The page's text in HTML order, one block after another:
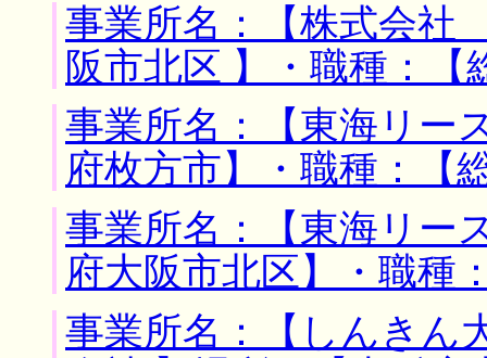
事業所名：【株式会
阪市北区 】・職種：
事業所名：【東海リ
府枚方市】・職種：
事業所名：【東海リ
府大阪市北区】・職
事業所名：【しんき